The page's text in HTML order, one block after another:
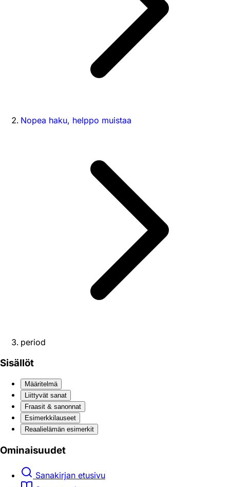
Nopea haku, helppo muistaa
period
Sisällöt
Määritelmä
Liittyvät sanat
Fraasit & sanonnat
Esimerkkilauseet
Reaali­elämän esimerkit
Ominaisuudet
Sanakirjan etusivu